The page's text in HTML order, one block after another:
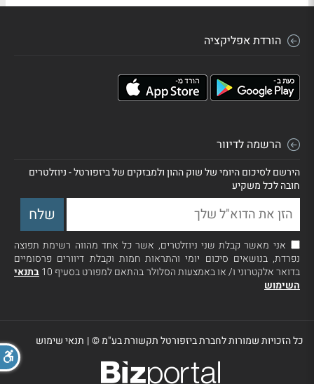
הורדת אפליקציה
הרשמה לדיוור
הירשם לסיכום היומי של שוק ההון ולמבזקים של ביזפורטל - ניוזלטרים
חובה לכל משקיע
אני מאשר קבלת שני ניוזלטרים, אשר כל אחד מהווה רשימת תפוצה
נפרדת, בנושאים סיכום יומי והתראות חמות וקבלת דיוורים פרסומיים
בדואר אלקטרוני ו/ או באמצעות הסלולר בהתאם למפורט בסעיף 10
בתנאי
השימוש
כל הזכויות שמורות לחברת ביזפורטל תקשורת בע"מ ©| תנאי שימוש